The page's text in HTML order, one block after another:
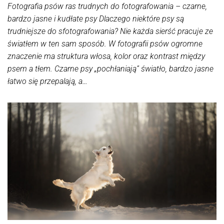
Fotografia psów ras trudnych do fotografowania – czarne,
bardzo jasne i kudłate psy Dlaczego niektóre psy są
trudniejsze do sfotografowania? Nie każda sierść pracuje ze
światłem w ten sam sposób. W fotografii psów ogromne
znaczenie ma struktura włosa, kolor oraz kontrast między
psem a tłem. Czarne psy „pochłaniają” światło, bardzo jasne
łatwo się przepalają, a…